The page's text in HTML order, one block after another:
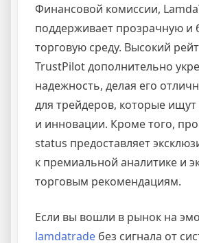
Финансовой комиссии,
поддерживает прозрачную и
торговую среду. Высокий
TrustPilot дополнительно
надежность, делая его
для трейдеров, которые
и инновации. Кроме того,
status предоставляет
к премиальной аналитике и
торговым рекомендациям.
Если вы вошли в рынок на
lamdatrade без сигнала от